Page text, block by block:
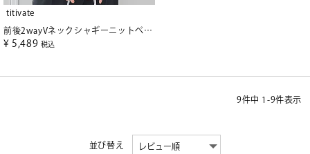
titivate
前後2wayVネックシャギーニットベスト
¥ 5,489 税込
9件中 1 -9件表示
並び替え